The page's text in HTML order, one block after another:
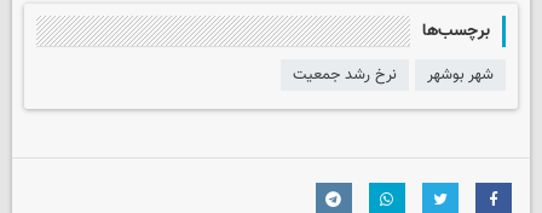
برچسب‌ها
شهر بوشهر نرخ رشد جمعیت